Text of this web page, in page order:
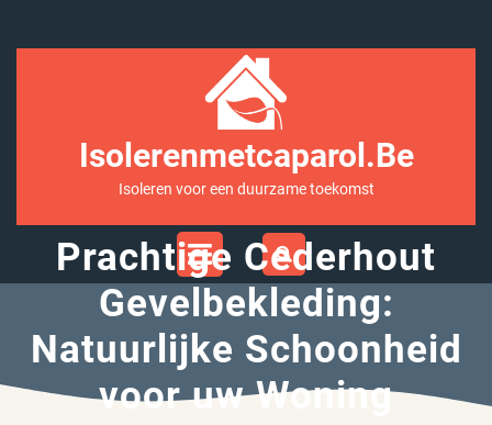
Isolerenmetcaparol.be
Isoleren voor een duurzame toekomst
Open
Menu
Prachtige Cederhout
Gevelbekleding:
Natuurlijke Schoonheid
voor uw Woning